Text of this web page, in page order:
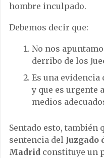
hombre inculpado.
Debemos decir que:
No nos
derribo de los
Es una
y que es urgente
medios
Sentado esto, también
sentencia del Juzgado
Madrid constituye un